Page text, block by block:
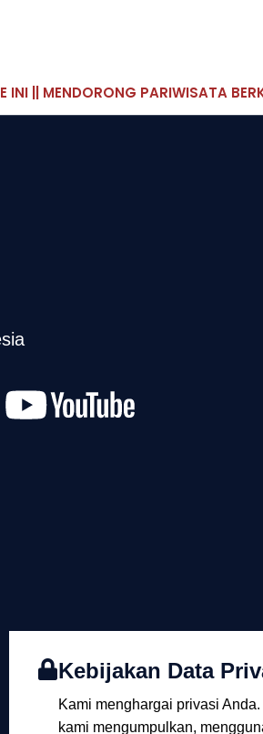
Kebijakan Data
Kami menghargai privasi
kami mengumpulkan,